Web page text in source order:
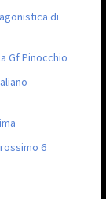
di
Gf Pinocchio
6